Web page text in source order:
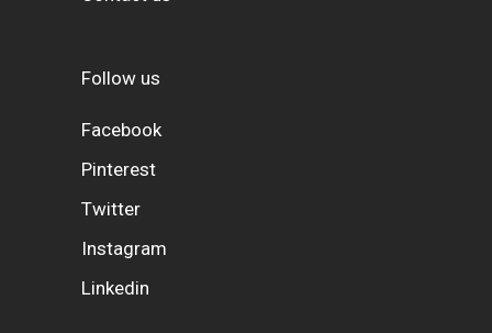
Follow us
Facebook
Pinterest
Twitter
Instagram
Linkedin